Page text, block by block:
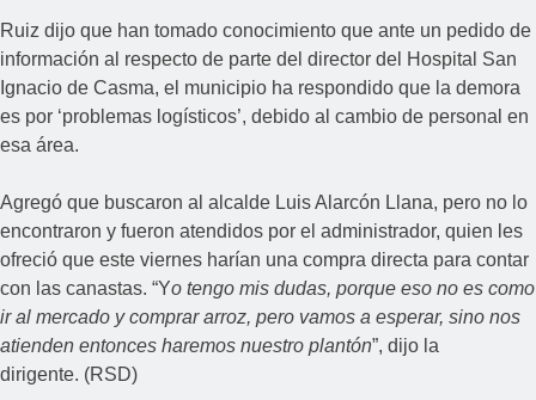
Ruiz dijo que han tomado conocimiento que ante un pedido de
información al respecto de parte del director del Hospital San
Ignacio de Casma, el municipio ha respondido que la demora
es por ‘problemas logísticos’, debido al cambio de personal en
esa área.
Agregó que buscaron al alcalde Luis Alarcón Llana, pero no lo
encontraron y fueron atendidos por el administrador, quien les
ofreció que este viernes harían una compra directa para contar
con las canastas. “Yo tengo mis dudas, porque eso no es como
ir al mercado y comprar arroz, pero vamos a esperar, sino nos
atienden entonces haremos nuestro plantón”, dijo la
dirigente. (RSD)